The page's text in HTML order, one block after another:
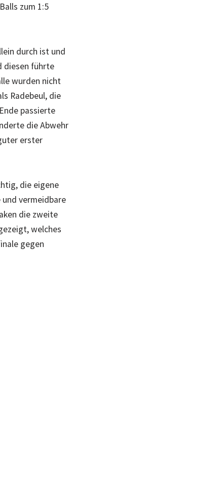
zum 1:5
durch ist und
diesen führte
wurden nicht
Radebeul, die
passierte
die Abwehr
erster
die eigene
vermeidbare
die zweite
welches
gegen